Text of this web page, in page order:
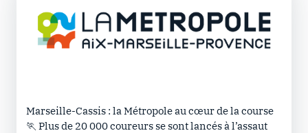
Marseille-Cassis : la Métropole au cœur de la course
🏃 Plus de 20 000 coureurs se sont lancés à l’assaut